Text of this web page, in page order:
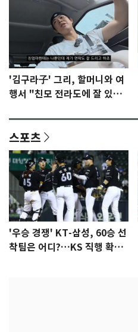
'김구라子' 그리, 할머니와 여
행서 "친모 전라도에 잘 있
스포츠
'우승 경쟁' KT-삼성, 60승 선
착팀은 어디?…KS 직행 확률